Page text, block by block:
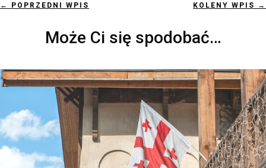
← POPRZEDNI WPIS KOLENY WPIS →
Może Ci się spodobać…